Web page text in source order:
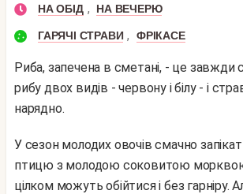
НА ОБІД , НА ВЕЧЕРЮ
ГАРЯЧІ СТРАВИ , ФРІКАСЕ
Риба, запечена в сметані, - це завжди
рибу двох видів - червону і білу - і
нарядно.
У сезон молодих овочів смачно запікати рибу, м'ясо або
птицю з молодою соковитою
цілком можуть обійтися і без гарніру.